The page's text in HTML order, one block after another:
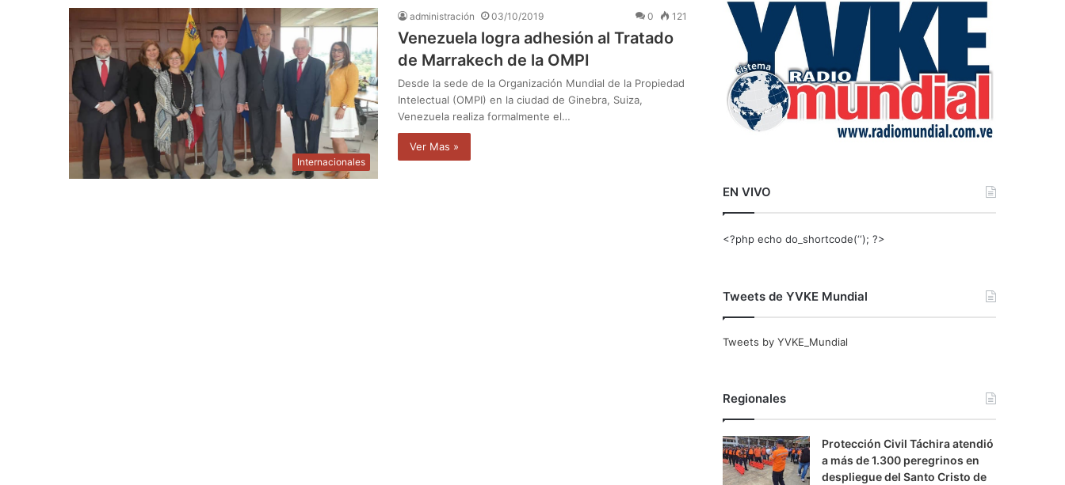
Internacionales
administración 03/10/2019 0 121
Venezuela logra adhesión al Tratado
de Marrakech de la OMPI
Desde la sede de la Organización Mundial de la Propiedad
Intelectual (OMPI) en la ciudad de Ginebra, Suiza,
Venezuela realiza formalmente el…
Ver Mas »
r
EN VIVO
<?php echo do_shortcode(‘‘); ?>
Tweets de YVKE Mundial
Tweets by YVKE_Mundial
Regionales
Protección Civil Táchira atendió
a más de 1.300 peregrinos en
despliegue del Santo Cristo de